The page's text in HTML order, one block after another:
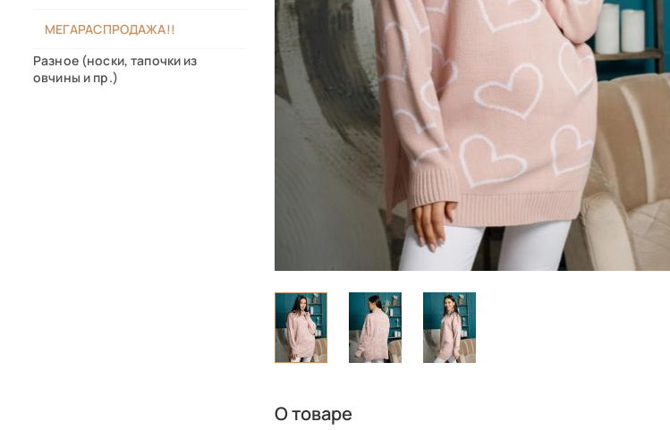
МЕГАРАСПРОДАЖА!!
Разное (носки, тапочки из
овчины и пр.)
О товаре